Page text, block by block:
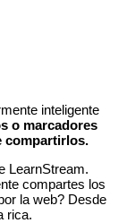
inteligente
o marcadores
compartirlos.
LearnStream.
compartes los
la web? Desde
rica.